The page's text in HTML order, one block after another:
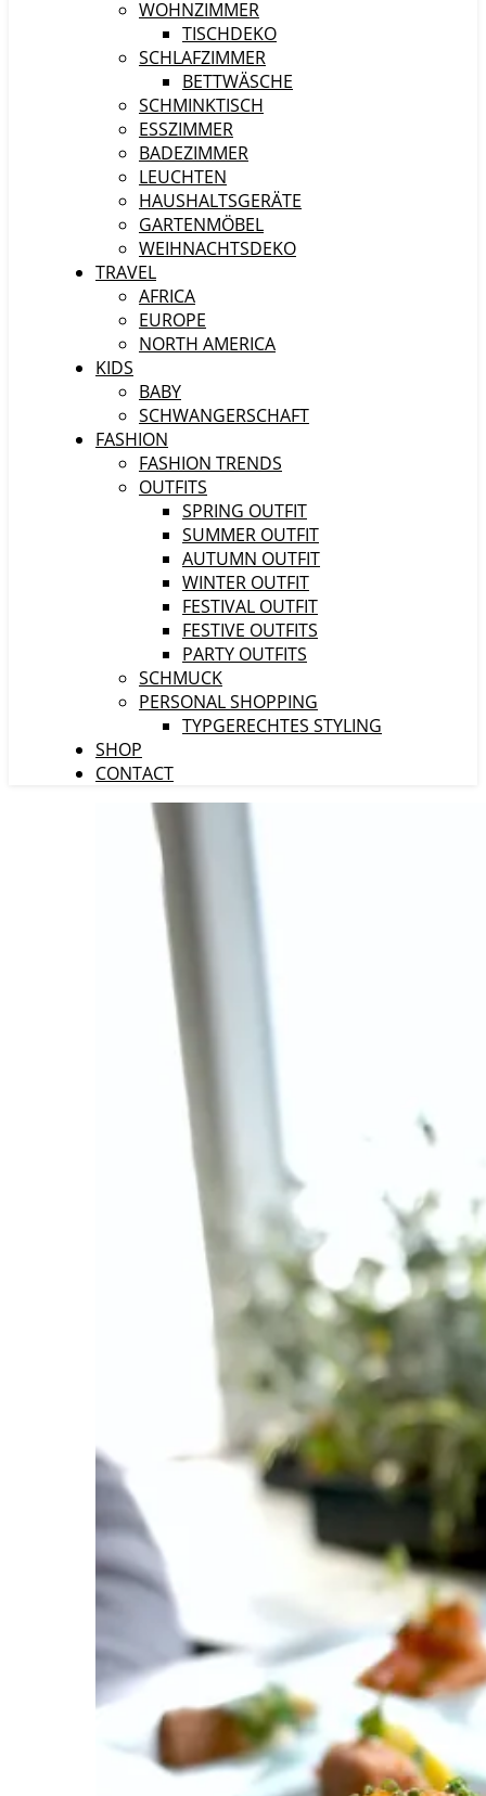
WOHNZIMMER
TISCHDEKO
SCHLAFZIMMER
BETTWÄSCHE
SCHMINKTISCH
ESSZIMMER
BADEZIMMER
LEUCHTEN
HAUSHALTSGERÄTE
GARTENMÖBEL
WEIHNACHTSDEKO
TRAVEL
AFRICA
EUROPE
NORTH AMERICA
KIDS
BABY
SCHWANGERSCHAFT
FASHION
FASHION TRENDS
OUTFITS
SPRING OUTFIT
SUMMER OUTFIT
AUTUMN OUTFIT
WINTER OUTFIT
FESTIVAL OUTFIT
FESTIVE OUTFITS
PARTY OUTFITS
SCHMUCK
PERSONAL SHOPPING
TYPGERECHTES STYLING
SHOP
CONTACT